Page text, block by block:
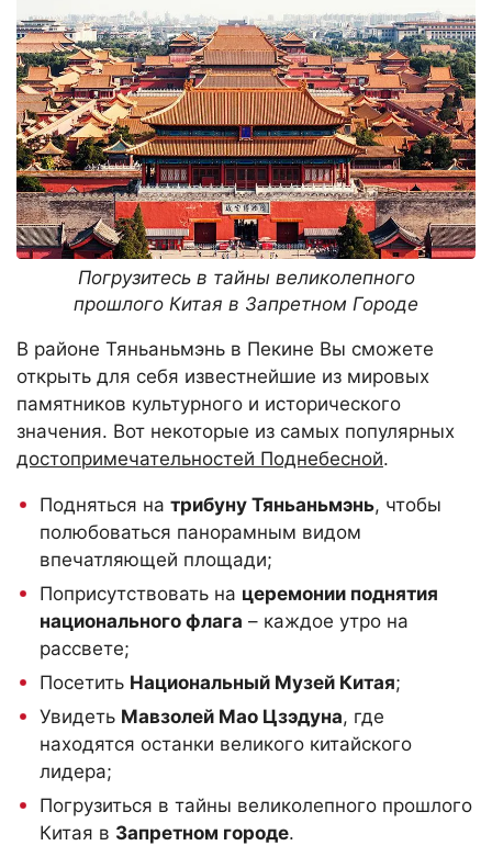
Погрузитесь в тайны великолепного
прошлого Китая в Запретном Городе
В районе Тяньаньмэнь в Пекине Вы сможете
открыть для себя известнейшие из мировых
памятников культурного и исторического
значения. Вот некоторые из самых популярных
достопримечательностей Поднебесной.
Подняться натрибуну Тяньаньмэнь, чтобы
полюбоваться панорамным видом
впечатляющей площади;
Поприсутствовать на церемонии поднятия
национального флага – каждое утро на
рассвете;
Посетить Национальный Музей Китая;
Увидеть Мавзолей Мао Цзэдуна, где
находятся останки великого китайского
лидера;
Погрузиться в тайны великолепного прошлого
Китая в Запретном городе.